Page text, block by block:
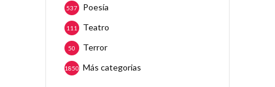
Poesía
537
Teatro
111
Terror
50
Más categorias
1850